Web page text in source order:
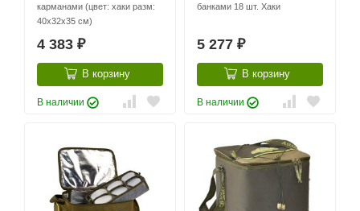
карманами (цвет: хаки разм:
40х32х35 см)
4 383 ₽
В корзину
В наличии
банками 18 шт. Хаки
5 277 ₽
В корзину
В наличии